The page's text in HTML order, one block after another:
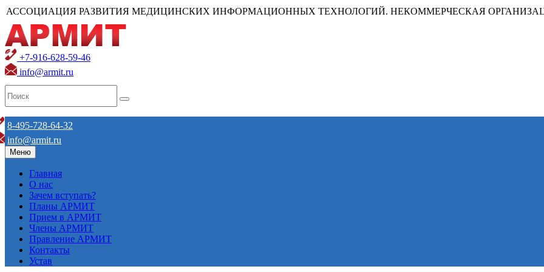
АССОЦИАЦИЯ РАЗВИТИЯ МЕДИЦИНСКИХ ИНФОРМАЦИОННЫХ ТЕХНОЛОГИЙ. НЕКОММЕРЧЕСКАЯ
+7-916-628-59-46
info@armit.ru
8-495-728-64-32
info@armit.ru
Меню
Главная
О нас
Зачем вступать?
Планы АРМИТ
Прием в АРМИТ
Члены АРМИТ
Правление АРМИТ
Контакты
Устав